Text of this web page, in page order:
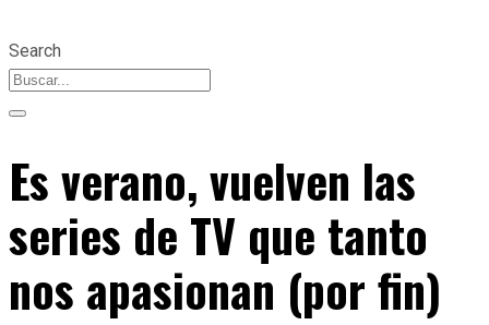
Search
Es verano, vuelven las
series de TV que tanto
nos apasionan (por fin)